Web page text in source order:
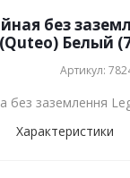
без
Белый
Артикул:
без заземлення
Характеристики